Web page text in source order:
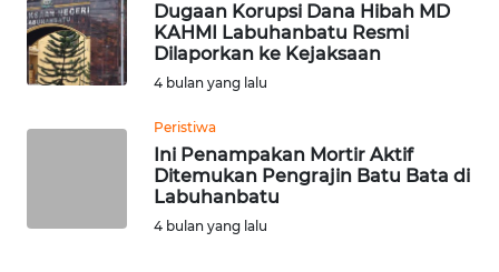
Dugaan Korupsi Dana Hibah MD
KAHMI Labuhanbatu Resmi
Dilaporkan ke Kejaksaan
4 bulan yang lalu
Peristiwa
Ini Penampakan Mortir Aktif
Ditemukan Pengrajin Batu Bata di
Labuhanbatu
4 bulan yang lalu
WN
SERAMBI
JAMBI